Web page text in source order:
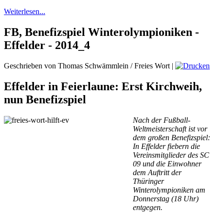
Weiterlesen...
FB, Benefizspiel Winterolympioniken -
Effelder - 2014_4
Geschrieben von Thomas Schwämmlein / Freies Wort |
Effelder in Feierlaune: Erst Kirchweih,
nun Benefizspiel
Nach der Fußball-
Weltmeisterschaft ist vor
dem großen Benefizspiel:
In Effelder fiebern die
Vereinsmitglieder des SC
09 und die Einwohner
dem Auftritt der
Thüringer
Winterolympioniken am
Donnerstag (18 Uhr)
entgegen.